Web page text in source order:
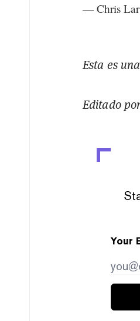
— Chris
Esta es
Editado
Your